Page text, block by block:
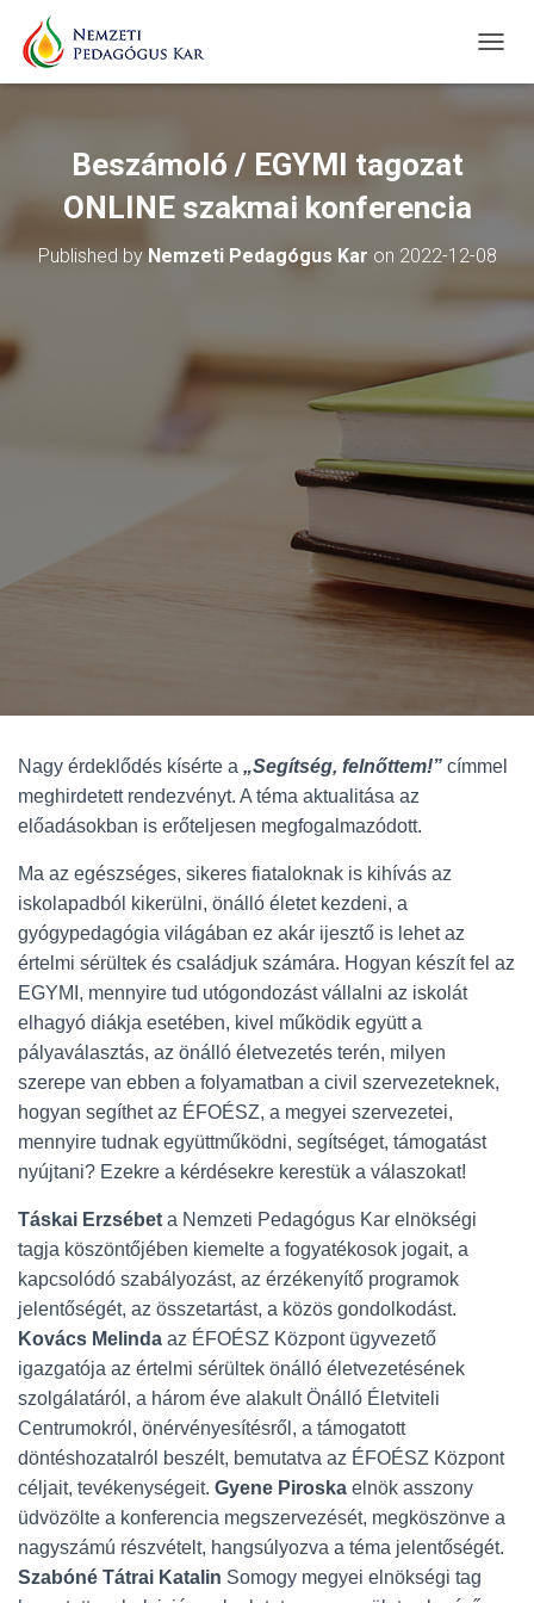
O
I
I
N
Beszámoló / EGYMI tagozat
ONLINE szakmai konferencia
Published byNemzeti Pedagógus Kar on 2022-12-08
Nagy érdeklődés kísérte a „Segítség, felnőttem!” címmel
meghirdetett rendezvényt. A téma aktualitása az
előadásokban is erőteljesen megfogalmazódott.
Ma az egészséges, sikeres fiataloknak is kihívás az
iskolapadból kikerülni, önálló életet kezdeni, a
gyógypedagógia világában ez akár ijesztő is lehet az
értelmi sérültek és családjuk számára. Hogyan készít fel az
EGYMI, mennyire tud utógondozást vállalni az iskolát
elhagyó diákja esetében, kivel működik együtt a
pályaválasztás, az önálló életvezetés terén, milyen
szerepe van ebben a folyamatban a civil szervezeteknek,
hogyan segíthet az ÉFOÉSZ, a megyei szervezetei,
mennyire tudnak együttműködni, segítséget, támogatást
nyújtani? Ezekre a kérdésekre kerestük a válaszokat!
Táskai Erzsébet a Nemzeti Pedagógus Kar elnökségi
tagja köszöntőjében kiemelte a fogyatékosok jogait, a
kapcsolódó szabályozást, az érzékenyítő programok
jelentőségét, az összetartást, a közös gondolkodást.
Kovács Melinda az ÉFOÉSZ Központ ügyvezető
igazgatója az értelmi sérültek önálló életvezetésének
szolgálatáról, a három éve alakult Önálló Életviteli
Centrumokról, önérvényesítésről, a támogatott
döntéshozatalról beszélt, bemutatva az ÉFOÉSZ Központ
céljait, tevékenységeit. Gyene Piroska elnök asszony
üdvözölte a konferencia megszervezését, megköszönve a
nagyszámú részvételt, hangsúlyozva a téma jelentőségét.
Szabóné Tátrai Katalin Somogy megyei elnökségi tag